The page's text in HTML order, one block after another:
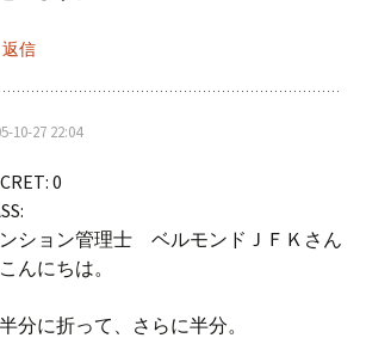
返信
10-27 22:04
0
ション管理士 ベルモンドＪＦＫさん
んにちは。
分に折って、さらに半分。